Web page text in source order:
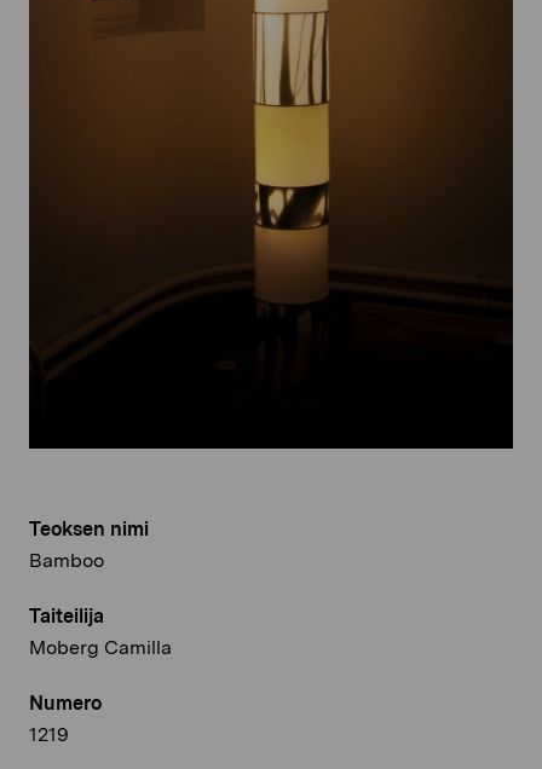
Teoksen nimi
Bamboo
Taiteilija
Moberg Camilla
Numero
1219